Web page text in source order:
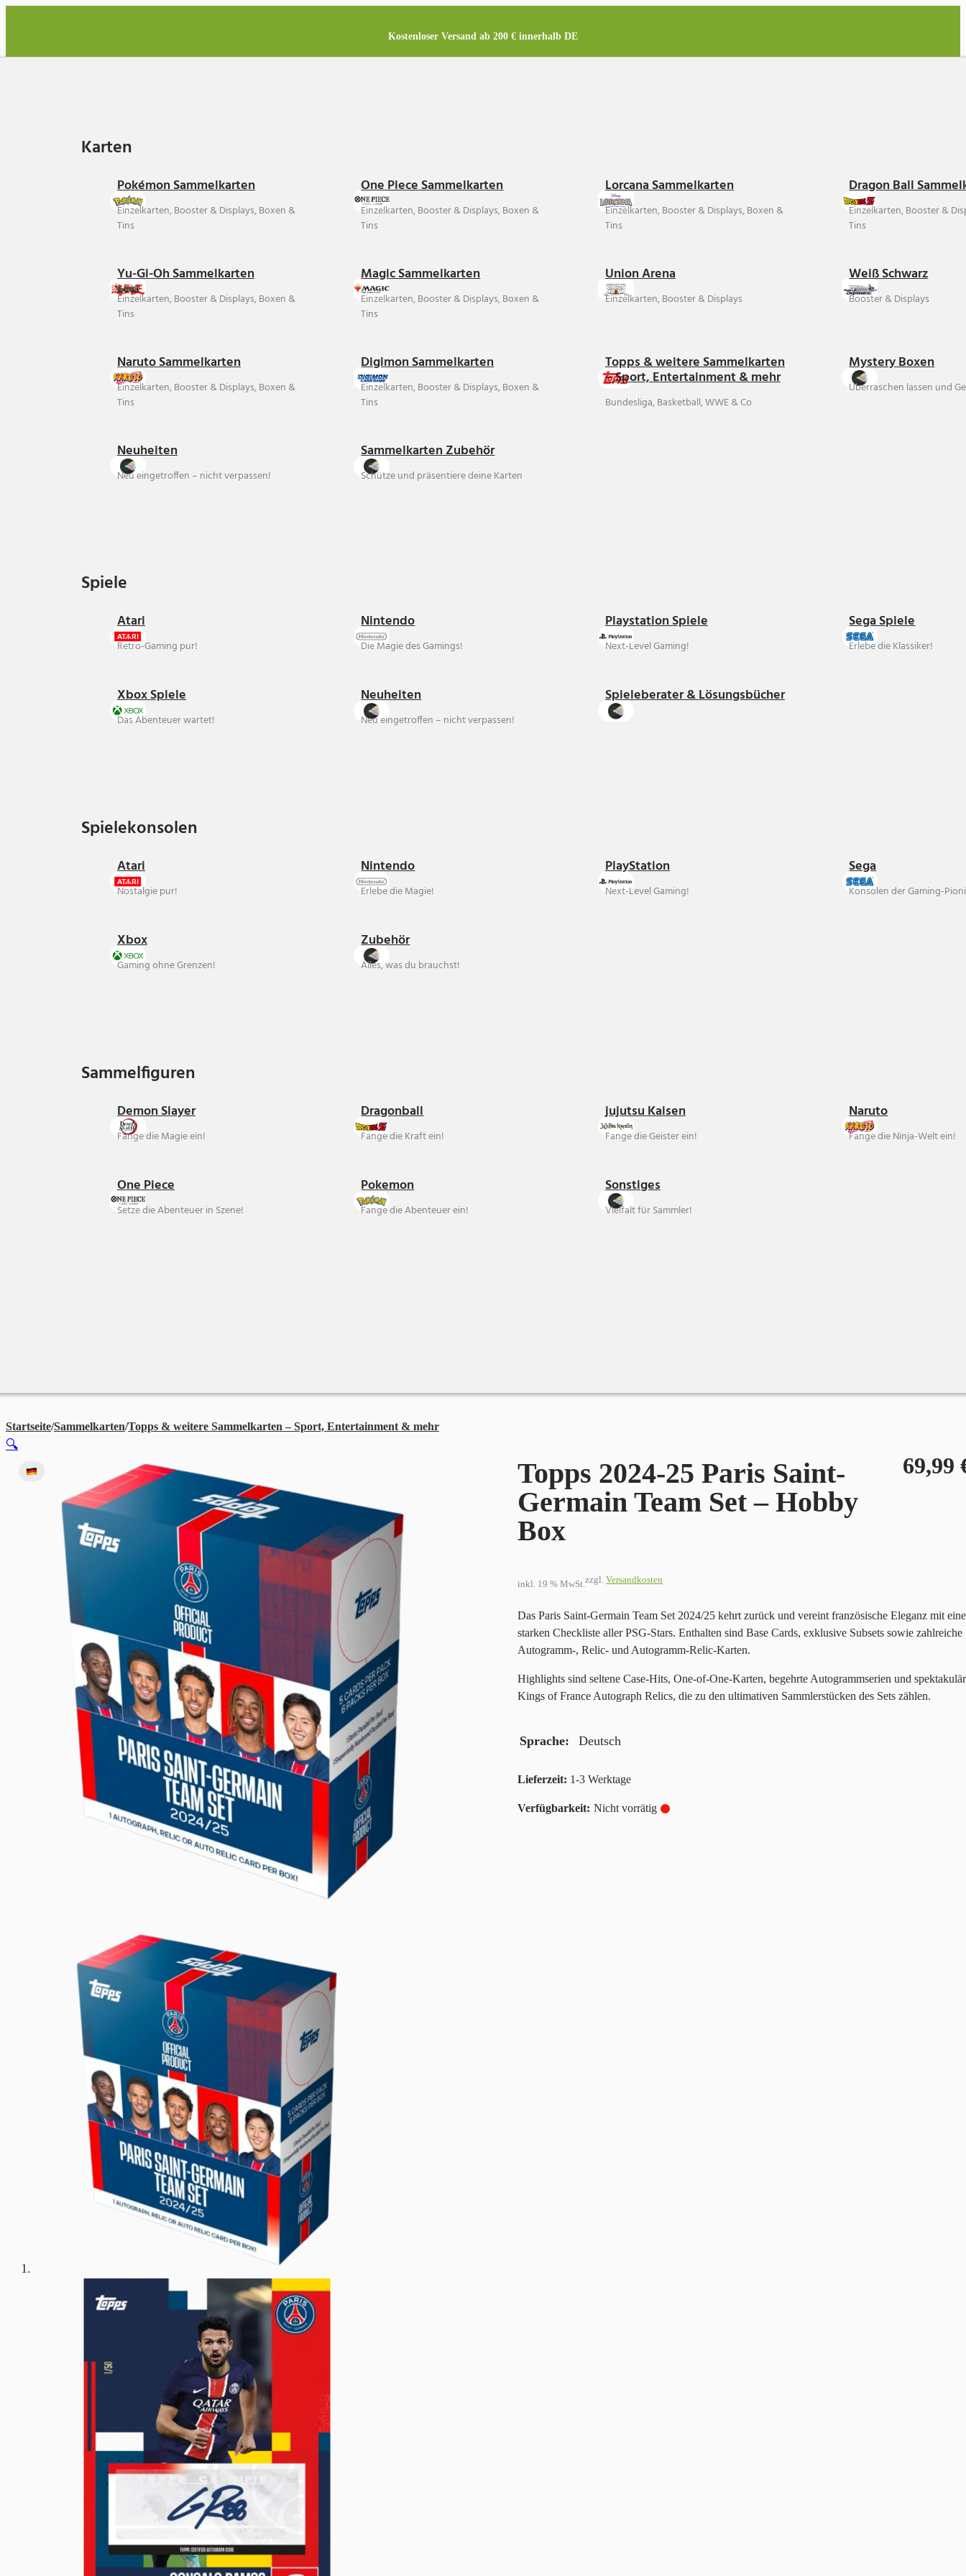
Kostenloser Versand ab 200 € innerhalb DE
Karten
Pokémon Sammelkarten
Einzelkarten, Booster & Displays, Boxen &
Tins
One Piece Sammelkarten
Einzelkarten, Booster & Displays, Boxen &
Tins
Lorcana Sammelkarten
Einzelkarten, Booster & Displays, Boxen &
Tins
Dragon Ball
Einzelkarten, Booster &
Tins
Yu-Gi-Oh Sammelkarten
Einzelkarten, Booster & Displays, Boxen &
Tins
Magic Sammelkarten
Einzelkarten, Booster & Displays, Boxen &
Tins
Union Arena
Einzelkarten, Booster & Displays
Weiß Schwarz
Booster & Displays
Naruto Sammelkarten
Einzelkarten, Booster & Displays, Boxen &
Tins
Digimon Sammelkarten
Einzelkarten, Booster & Displays, Boxen &
Tins
Topps & weitere Sammelkarten
– Sport, Entertainment & mehr
Bundesliga, Basketball, WWE & Co
Mystery Boxen
Überraschen lassen und
Neuheiten
Neu eingetroffen – nicht verpassen!
Sammelkarten Zubehör
Schütze und präsentiere deine Karten
Spiele
Atari
Retro-Gaming pur!
Nintendo
Die Magie des Gamings!
Playstation Spiele
Next-Level Gaming!
Sega Spiele
Erlebe die Klassiker!
Xbox Spiele
Das Abenteuer wartet!
Neuheiten
Neu eingetroffen – nicht verpassen!
Spieleberater & Lösungsbücher
Spielekonsolen
Atari
Nostalgie pur!
Nintendo
Erlebe die Magie!
PlayStation
Next-Level Gaming!
Sega
Konsolen der Gaming-
Xbox
Gaming ohne Grenzen!
Zubehör
Alles, was du brauchst!
Sammelfiguren
Demon Slayer
Fange die Magie ein!
Dragonball
Fange die Kraft ein!
jujutsu Kaisen
Fange die Geister ein!
Naruto
Fange die Ninja-Welt ein!
One Piece
Setze die Abenteuer in Szene!
Pokemon
Fange die Abenteuer ein!
Sonstiges
Vielfalt für Sammler!
Startseite/Sammelkarten/Topps & weitere Sammelkarten – Sport, Entertainment & mehr
Topps 2024-25 Paris Saint-
Germain Team Set – Hobby
Box
69,99
inkl. 19 % MwSt.zzgl. Versandkosten
Das Paris Saint-Germain Team Set 2024/25 kehrt zurück und vereint französische Eleganz mit
starken Checkliste aller PSG-Stars. Enthalten sind Base Cards, exklusive Subsets sowie zahlreiche
Autogramm-, Relic- und Autogramm-Relic-Karten.
Highlights sind seltene Case-Hits, One-of-One-Karten, begehrte Autogrammserien und
Kings of France Autograph Relics, die zu den ultimativen Sammlerstücken des Sets zählen.
Sprache Deutsch
Lieferzeit: 1-3 Werktage
Nicht vorrätig
🔍